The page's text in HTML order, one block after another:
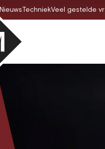
NieuwsTechniekVeel gestelde